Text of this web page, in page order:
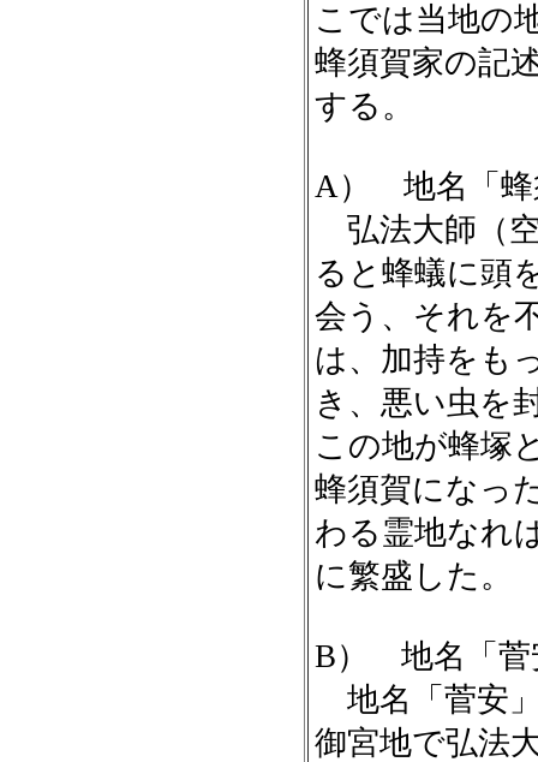
こでは当地の
蜂須賀家の記
する。
A） 地名「蜂
弘法大師（
ると蜂蟻に頭
会う、それを
は、加持をも
き、悪い虫を
この地が蜂塚
蜂須賀になっ
わる霊地なれ
に繁盛した。
B） 地名「菅
地名「菅安
御宮地で弘法